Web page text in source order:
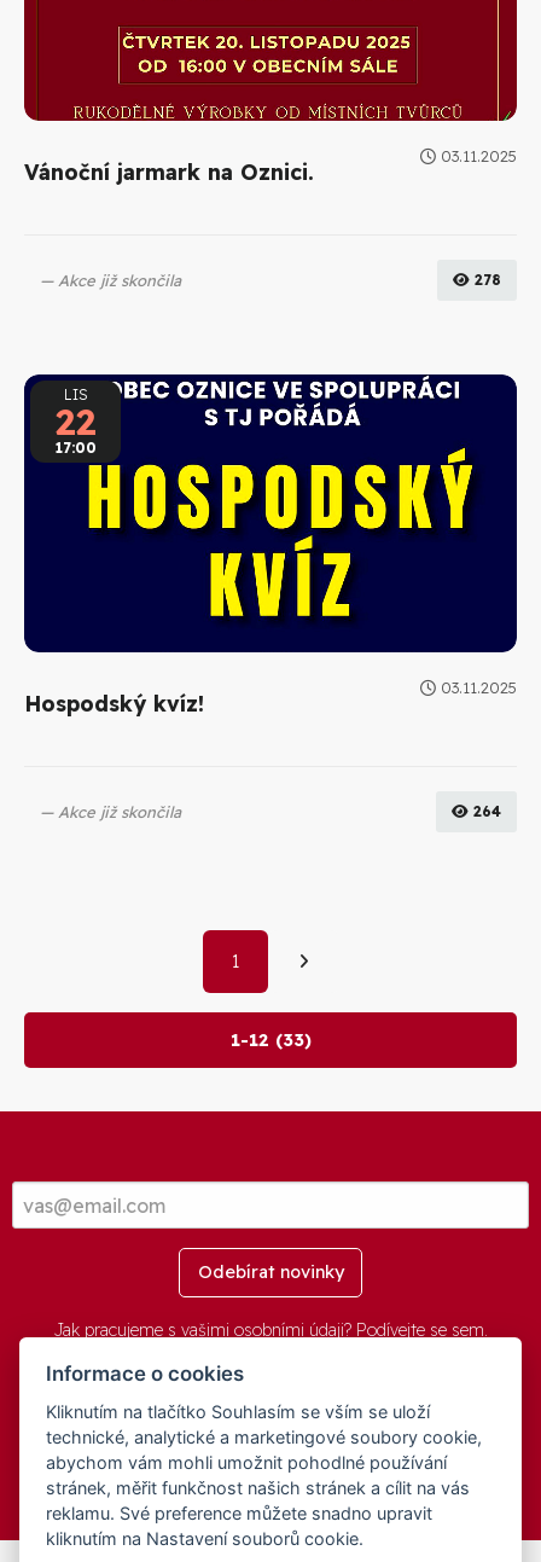
03.11.2025
Vánoční jarmark na Oznici.
Akce již skončila 278
LIS
22
17:00
03.11.2025
Hospodský kvíz!
Akce již skončila 264
1
1-12 (33)
Odebírat novinky
Jak pracujeme s vašimi osobními údaji? Podívejte se sem.
© 2016-2026 -aGovernment.cz&Obec Oznice. Software:
aGovernment, Verze:4.0.1.1 - Beta. Číslo Licence: 74274001
Všechna práva vyhrazenaOchrana osobních údajů,Přístupnost
Informace o cookies
Kliknutím na tlačítko Souhlasím se vším se uloží
technické, analytické a marketingové soubory cookie,
abychom vám mohli umožnit pohodlné používání
stránek, měřit funkčnost našich stránek a cílit na vás
reklamu. Své preference můžete snadno upravit
kliknutím na Nastavení souborů cookie.